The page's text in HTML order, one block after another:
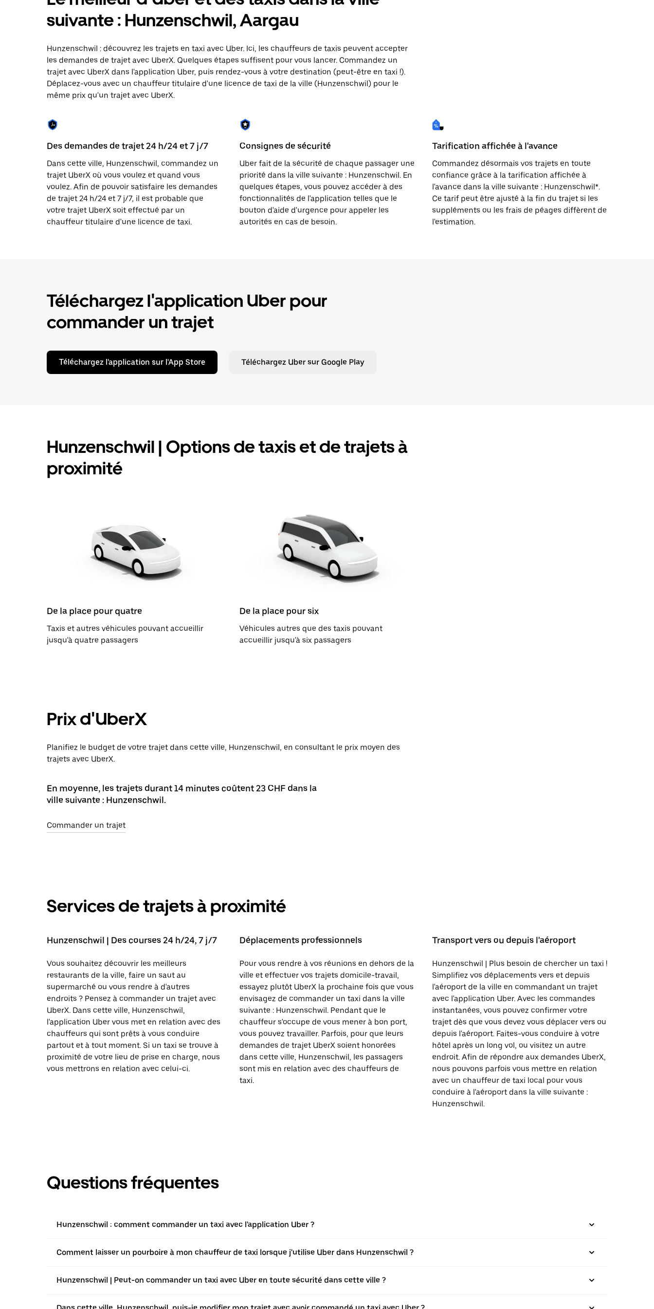
le
calendrier
et
date.
Appuyez
sur
la
touche
Échap
pour
le
calendrier.
suivante : Hunzenschwil, Aargau
Hunzenschwil : découvrez les trajets en taxi avec Uber. Ici, les chauffeurs de taxis peuvent accepter
les demandes de trajet avec UberX. Quelques étapes suffisent pour vous lancer. Commandez un
trajet avec UberX dans l'application Uber, puis rendez-vous à votre destination (peut-être en taxi !).
Déplacez-vous avec un chauffeur titulaire d'une licence de taxi de la ville (Hunzenschwil) pour le
même prix qu'un trajet avec UberX.
Des demandes de trajet 24 h/24 et 7 j/7
Dans cette ville, Hunzenschwil, commandez un
trajet UberX où vous voulez et quand vous
voulez. Afin de pouvoir satisfaire les demandes
de trajet 24 h/24 et 7 j/7, il est probable que
votre trajet UberX soit effectué par un
chauffeur titulaire d'une licence de taxi.
Consignes de sécurité
Uber fait de la sécurité de chaque passager une
priorité dans la ville suivante : Hunzenschwil. En
quelques étapes, vous pouvez accéder à des
fonctionnalités de l'application telles que le
bouton d'aide d'urgence pour appeler les
autorités en cas de besoin.
Tarification affichée à l'avance
Commandez désormais vos trajets en toute
confiance grâce à la tarification affichée à
l'avance dans la ville suivante : Hunzenschwil*.
Ce tarif peut être ajusté à la fin du trajet si les
suppléments ou les frais de péages diffèrent de
l'estimation.
Téléchargez l'application Uber pour
commander un trajet
Téléchargez l'application sur l'App Store Téléchargez Uber sur Google Play
Hunzenschwil | Options de taxis et de trajets à
proximité
De la place pour quatre
Taxis et autres véhicules pouvant accueillir
jusqu'à quatre passagers
De la place pour six
Véhicules autres que des taxis pouvant
accueillir jusqu'à six passagers
Prix d'UberX
Planifiez le budget de votre trajet dans cette ville, Hunzenschwil, en consultant le prix moyen des
trajets avec UberX.
En moyenne, les trajets durant 14 minutes coûtent 23 CHF dans la
ville suivante : Hunzenschwil.
Commander un trajet
Services de trajets à proximité
Hunzenschwil | Des courses 24 h/24, 7 j/7
Vous souhaitez découvrir les meilleurs
restaurants de la ville, faire un saut au
supermarché ou vous rendre à d'autres
endroits ? Pensez à commander un trajet avec
UberX. Dans cette ville, Hunzenschwil,
l'application Uber vous met en relation avec des
chauffeurs qui sont prêts à vous conduire
partout et à tout moment. Si un taxi se trouve à
proximité de votre lieu de prise en charge, nous
vous mettrons en relation avec celui-ci.
Déplacements professionnels
Pour vous rendre à vos réunions en dehors de la
ville et effectuer vos trajets domicile-travail,
essayez plutôt UberX la prochaine fois que vous
envisagez de commander un taxi dans la ville
suivante : Hunzenschwil. Pendant que le
chauffeur s'occupe de vous mener à bon port,
vous pouvez travailler. Parfois, pour que leurs
demandes de trajet UberX soient honorées
dans cette ville, Hunzenschwil, les passagers
sont mis en relation avec des chauffeurs de
taxi.
Transport vers ou depuis l'aéroport
Hunzenschwil | Plus besoin de chercher un taxi !
Simplifiez vos déplacements vers et depuis
l'aéroport de la ville en commandant un trajet
avec l'application Uber. Avec les commandes
instantanées, vous pouvez confirmer votre
trajet dès que vous devez vous déplacer vers ou
depuis l'aéroport. Faites-vous conduire à votre
hôtel après un long vol, ou visitez un autre
endroit. Afin de répondre aux demandes UberX,
nous pouvons parfois vous mettre en relation
avec un chauffeur de taxi local pour vous
conduire à l'aéroport dans la ville suivante :
Hunzenschwil.
Questions fréquentes
Hunzenschwil : comment commander un taxi avec l'application Uber ?
Comment laisser un pourboire à mon chauffeur de taxi lorsque j'utilise Uber dans Hunzenschwil ?
Hunzenschwil | Peut-on commander un taxi avec Uber en toute sécurité dans cette ville ?